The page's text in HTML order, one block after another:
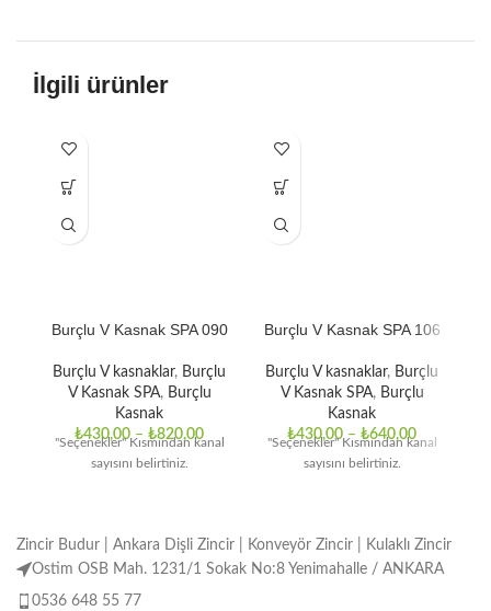
İlgili ürünler
Burçlu V Kasnak SPA 090
Burçlu V kasnaklar, Burçlu
V Kasnak SPA, Burçlu
Kasnak
₺430,00 – ₺820,00
"Seçenekler" Kısmından kanal
sayısını belirtiniz.
Burçlu V Kasnak SPA 106
Burçlu V kasnaklar, Burçlu
V Kasnak SPA, Burçlu
Kasnak
₺430,00 – ₺640,00
"Seçenekler" Kısmından kanal
sayısını belirtiniz.
Zincir Budur | Ankara Dişli Zincir | Konveyör Zincir | Kulaklı Zincir
Ostim OSB Mah. 1231/1 Sokak No:8 Yenimahalle / ANKARA
0536 648 55 77